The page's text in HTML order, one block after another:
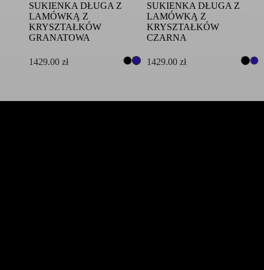
SUKIENKA DŁUGA Z
LAMÓWKĄ Z
KRYSZTAŁKÓW
GRANATOWA
1429.00 zł
SUKIENKA DŁUGA Z
LAMÓWKĄ Z
KRYSZTAŁKÓW
CZARNA
1429.00 zł